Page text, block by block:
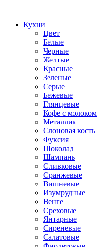
Кухни
Цвет
Белые
Черные
Желтые
Красные
Зеленые
Серые
Бежевые
Глянцевые
Кофе с молоком
Металлик
Слоновая кость
Фуксия
Шоколад
Шампань
Оливковые
Оранжевые
Вишневые
Изумрудные
Венге
Ореховые
Янтарные
Сиреневые
Салатовые